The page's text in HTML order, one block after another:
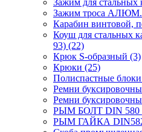
Зажим для стальных
Зажим троса АЛЮМ.
Карабин винтовой,
Коуш для стальных
93) (22)
Крюк S-образный (3)
Крюки (25)
Полиспастные
Ремни
Ремни
РЫМ БОЛТ DIN 580
РЫМ ГАЙКА